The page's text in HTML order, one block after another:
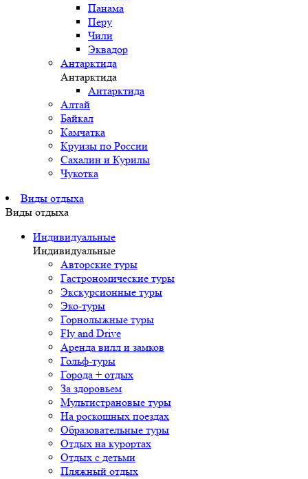
Панама
Перу
Чили
Эквадор
Антарктида
Антарктида
Антарктида
Алтай
Байкал
Камчатка
Круизы по России
Сахалин и Курилы
Чукотка
Виды отдыха
Виды отдыха
Индивидуальные
Индивидуальные
Авторские туры
Гастрономические туры
Экскурсионные туры
Эко-туры
Горнолыжные туры
Fly and Drive
Аренда вилл и замков
Гольф-туры
Города + отдых
За здоровьем
Мультистрановые туры
На роскошных поездах
Образовательные туры
Отдых на курортах
Отдых с детьми
Пляжный отдых